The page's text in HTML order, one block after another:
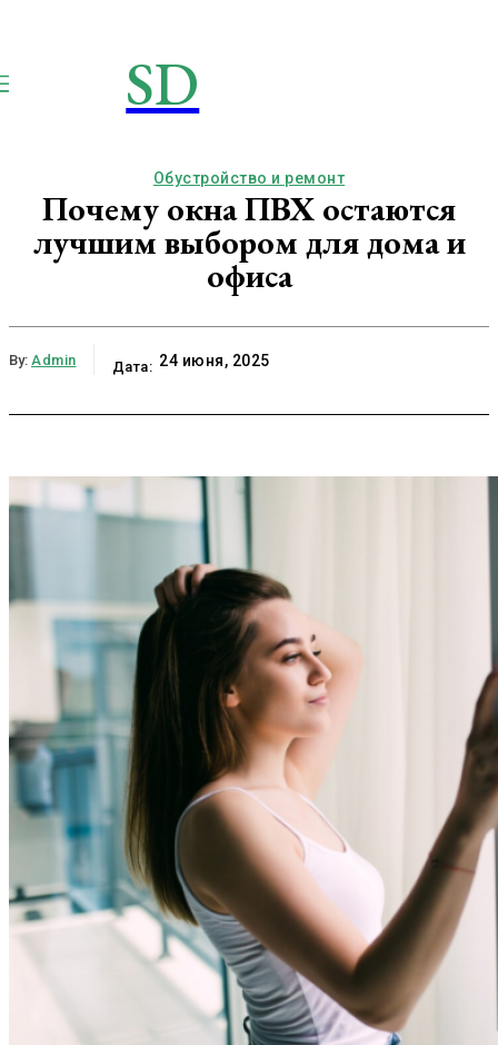
SD
Обустройство и ремонт
Почему окна ПВХ остаются
лучшим выбором для дома и
офиса
By: Admin Дата: 24 июня, 2025